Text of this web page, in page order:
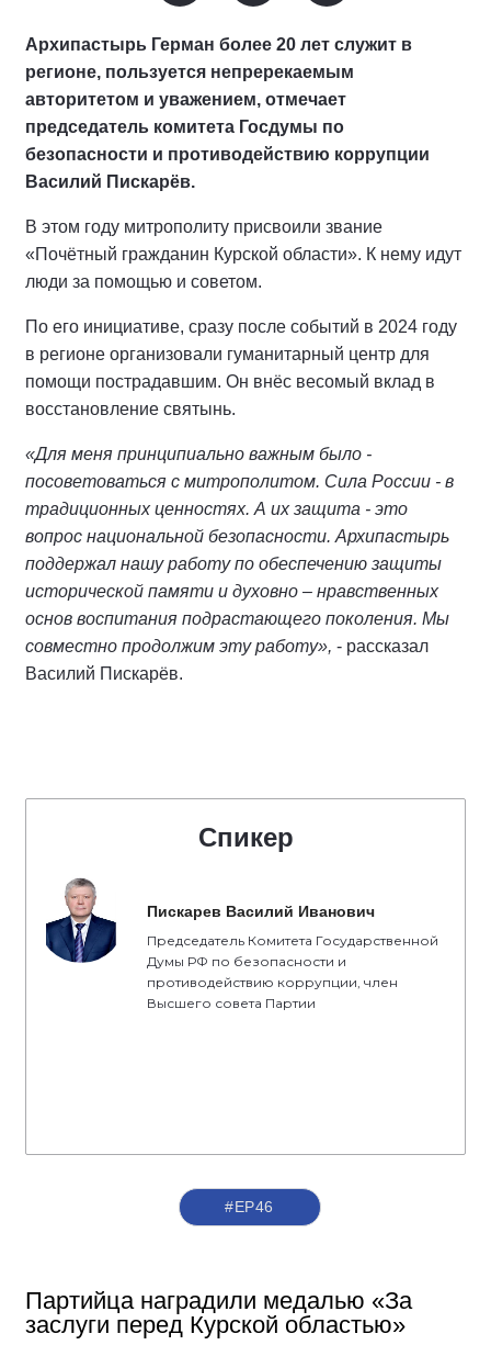
Архипастырь Герман более 20 лет служит в
регионе, пользуется непререкаемым
авторитетом и уважением, отмечает
председатель комитета Госдумы по
безопасности и противодействию коррупции
Василий Пискарёв.
В этом году митрополиту присвоили звание
«Почётный гражданин Курской области». К нему идут
люди за помощью и советом.
По его инициативе, сразу после событий в 2024 году
в регионе организовали гуманитарный центр для
помощи пострадавшим. Он внёс весомый вклад в
восстановление святынь.
«Для меня принципиально важным было -
посоветоваться с митрополитом. Сила России - в
традиционных ценностях. А их защита - это
вопрос национальной безопасности. Архипастырь
поддержал нашу работу по обеспечению защиты
исторической памяти и духовно – нравственных
основ воспитания подрастающего поколения. Мы
совместно продолжим эту работу», - рассказал
Василий Пискарёв.
Спикер
Пискарев Василий Иванович
Председатель Комитета Государственной
Думы РФ по безопасности и
противодействию коррупции, член
Высшего совета Партии
#ЕР46
Партийца наградили медалью «За
заслуги перед Курской областью»